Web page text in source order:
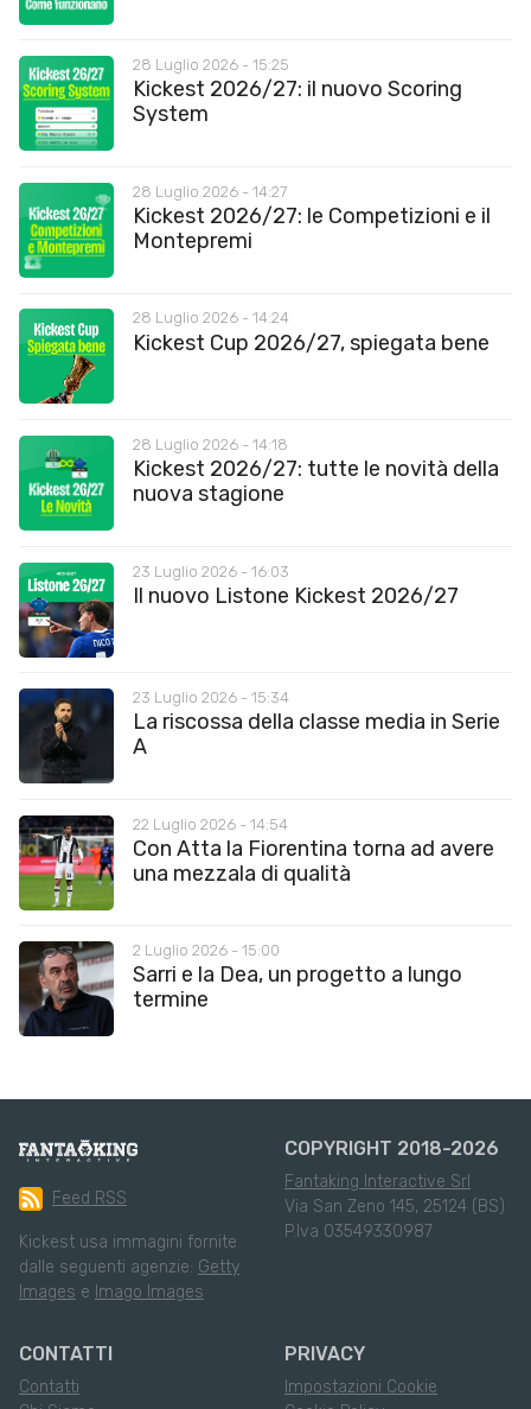
28 Luglio 2026 - 15:25
Kickest 2026/27: il nuovo Scoring
System
28 Luglio 2026 - 14:27
Kickest 2026/27: le Competizioni e il
Montepremi
28 Luglio 2026 - 14:24
Kickest Cup 2026/27, spiegata bene
28 Luglio 2026 - 14:18
Kickest 2026/27: tutte le novità della
nuova stagione
23 Luglio 2026 - 16:03
Il nuovo Listone Kickest 2026/27
23 Luglio 2026 - 15:34
La riscossa della classe media in Serie
A
22 Luglio 2026 - 14:54
Con Atta la Fiorentina torna ad avere
una mezzala di qualità
2 Luglio 2026 - 15:00
Sarri e la Dea, un progetto a lungo
termine
Feed RSS
Kickest usa immagini fornite
dalle seguenti agenzie: Getty
Images e Imago Images
COPYRIGHT 2018-2026
Fantaking Interactive Srl
Via San Zeno 145, 25124 (BS)
P.Iva 03549330987
CONTATTI
Contatti
PRIVACY
Impostazioni Cookie